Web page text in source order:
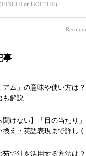
FINCHI on GOETHE）
事
アム」の意味や使い方は
も解説
聞けない】「目の当たり
換え・英語表現まで詳し
茹で汁を活用する方法は